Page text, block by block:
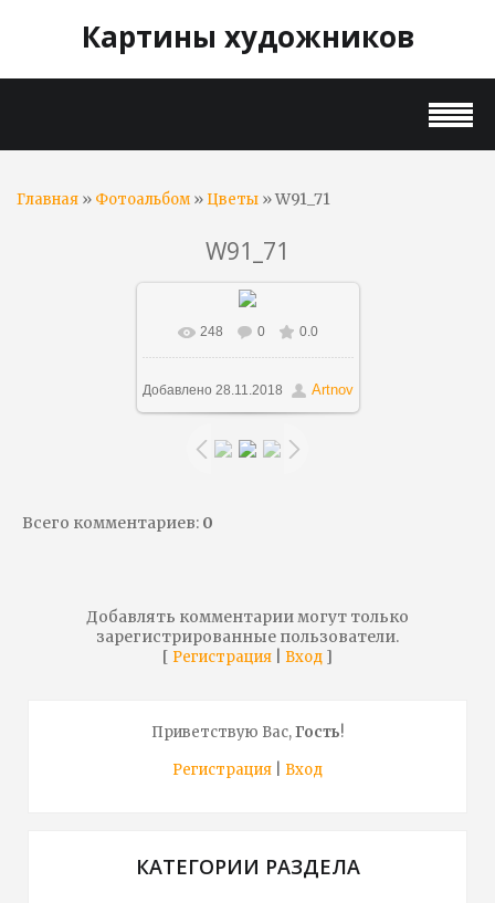
Картины художников
Главная » Фотоальбом» Цветы » W91_71
W91_71
В реальном размере
1000x835 / 99.3Kb
248 0 0.0
Добавлено 28.11.2018 Artnov
Всего комментариев: 0
Добавлять комментарии могут только
зарегистрированные пользователи.
[ Регистрация Вход ]
Приветствую Вас,Гость!
Регистрация
Вход
КАТЕГОРИИ РАЗДЕЛА